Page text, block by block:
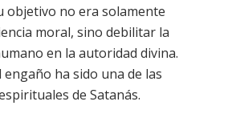
objetivo no era solamente
moral, sino debilitar la
en la autoridad divina.
engaño ha sido una de las
de Satanás.